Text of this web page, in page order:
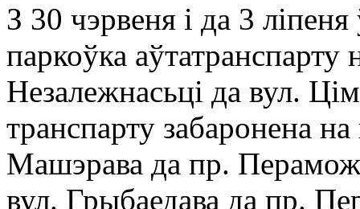
З 30 чэрвеня і да 3
паркоўка
Незалежнасьці да вул.
транспарту забаронена
Машэрава да пр.
вул. Грыбаедава да пр.